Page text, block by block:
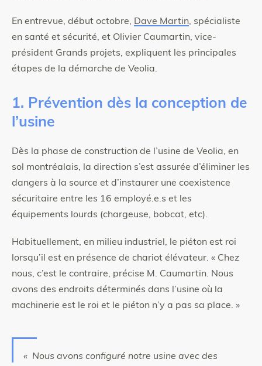
En entrevue, début octobre, Dave Martin, spécialiste
en santé et sécurité, et Olivier Caumartin, vice-
président Grands projets, expliquent les principales
étapes de la démarche de Veolia.
1. Prévention dès la conception de
l’usine
Dès la phase de construction de l’usine de Veolia, en
sol montréalais, la direction s’est assurée d’éliminer les
dangers à la source et d’instaurer une coexistence
sécuritaire entre les 16 employé.e.s et les
équipements lourds (chargeuse, bobcat, etc).
Habituellement, en milieu industriel, le piéton est roi
lorsqu’il est en présence de chariot élévateur. « Chez
nous, c’est le contraire, précise M. Caumartin. Nous
avons des endroits déterminés dans l’usine où la
machinerie est le roi et le piéton n’y a pas sa place. »
« Nous avons configuré notre usine avec des